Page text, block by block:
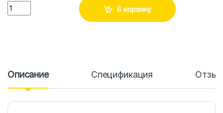
Количество
В корзину
Описание Спецификация